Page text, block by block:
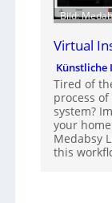
Bild:
Virtual
Künstliche
Tired of
process
system?
your
Medabsy
this